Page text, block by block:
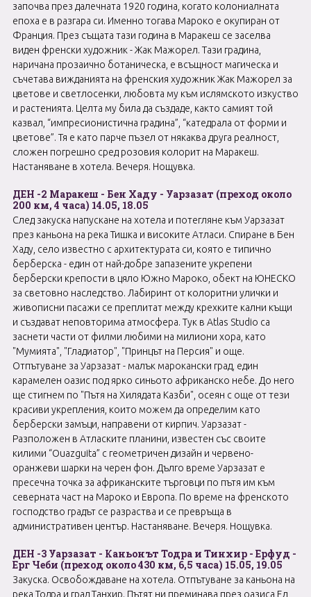
започва през далечната 1920 година, когато колониалната
епоха е в разгара си. Именно тогава Мароко е окупиран от
Франция. През същата тази година в Маракеш се заселва
виден френски художник - Жак Мажорел. Тази градина,
наричана прозаично ботаническа, е всъщност магическа и
съчетава вижданията на френския художник Жак Мажорел за
цветове и светлосенки, любовта му към ислямското изкуство
и растенията. Целта му била да създаде, както самият той
казвал, “импресионистична градина”, “катедрала от форми и
цветове”. Тя е като парче пъзел от някаква друга реалност,
сложен погрешно сред розовия колорит на Маракеш.
Настаняване в хотела. Вечеря. Нощувка.
ДЕН -2 Маракеш - Бен Хаду - Уарзазат (преход около
200 км, 4 часа) 14.05, 18.05
След закуска напускане на хотела и потегляне към Уарзазат
през каньона на река Тишка и високите Атласи. Спиране в Бен
Хаду, село известно с архитектурата си, която е типично
берберска - един от най-добре запазените укрепени
берберски крепости в цяло Южно Мароко, обект на ЮНЕСКО
за световно наследство. Лабиринт от колоритни улички и
живописни пасажи се преплитат между крехките кални къщи
и създават неповторима атмосфера. Тук в Atlas Studio са
заснети части от филми любими на милиони хора, като
"Мумията", "Гладиатор", "Принцът на Персия" и още.
Отпътуване за Уарзазат - малък марокански град, един
карамелен оазис под ярко синьото африканско небе. До него
ще стигнем по "Пътя на Хилядата Казби", осеян с още от тези
красиви укрепления, които можем да определим като
берберски замъци, направени от кирпич. Уарзазат -
Разположен в Атласките планини, известен със своите
килими “Ouazguita” с геометричен дизайн и червено-
оранжеви шарки на черен фон. Дълго време Уарзазат е
пресечна точка за африканските търговци по пътя им към
северната част на Мароко и Европа. По време на френското
господство градът се разраства и се превръща в
административен център. Настаняване. Вечеря. Нощувка.
ДЕН -3 Уарзазат - Каньонът Тодра и Тинхир - Ерфуд -
Ерг Чеби (преход около 430 км, 6,5 часа) 15.05, 19.05
Закуска. Освобождаване на хотела. Отпътуване за каньона на
река Тодра и град Танхир. Пътят ни преминава през оазиса Ел